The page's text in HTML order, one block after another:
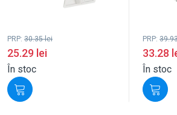
PRP: 30.35lei
25.29 lei
În stoc
PRP:
33.28
În stoc